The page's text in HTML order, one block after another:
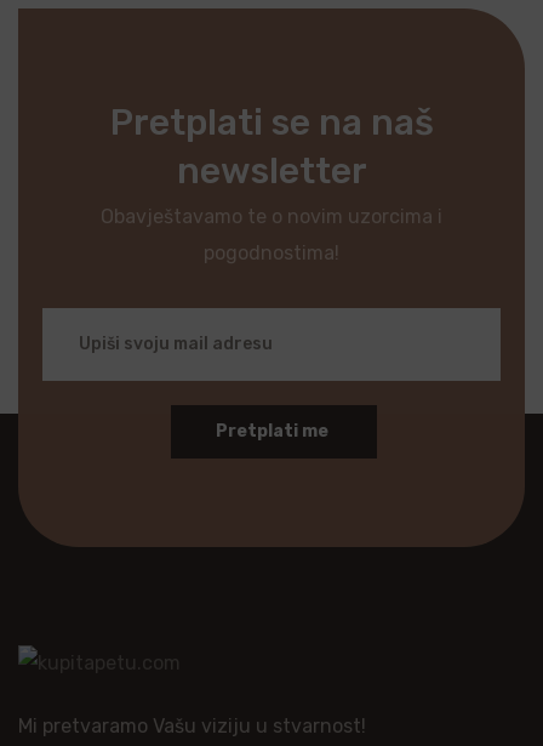
Pretplati se na naš
newsletter
Obavještavamo te o novim uzorcima i
pogodnostima!
Pretplati me
Mi pretvaramo Vašu viziju u stvarnost!